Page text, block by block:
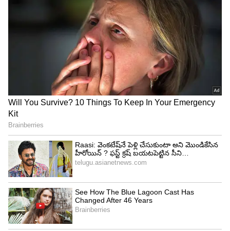
4
Image Credit :Getty
వృశ్చిక రాశి
వృశ్చిక రాశి వారికి కుజుడి సంచారం ఎన్నో రకాలుగా